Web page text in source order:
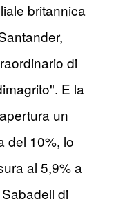
britannica
di
E la
un
del 10%, lo
al 5,9% a
di